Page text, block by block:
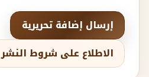
إرسال إضافة تحريرية
الاطلاع على شروط النشر